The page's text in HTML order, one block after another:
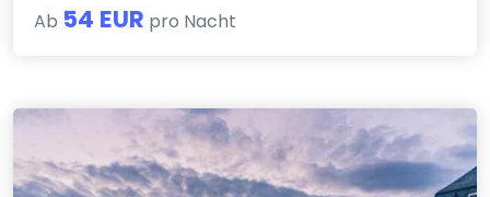
Ab 54 EUR pro Nacht